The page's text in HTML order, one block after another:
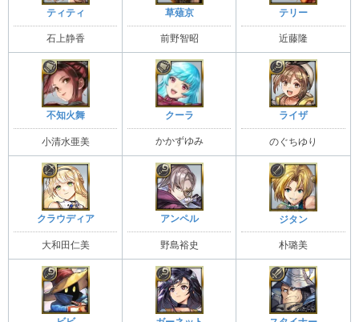
ティティ
石上静香
草薙京
前野智昭
テリー
近藤隆
不知火舞
小清水亜美
クーラ
かかずゆみ
ライザ
のぐちゆり
クラウディア
大和田仁美
アンペル
野島裕史
ジタン
朴璐美